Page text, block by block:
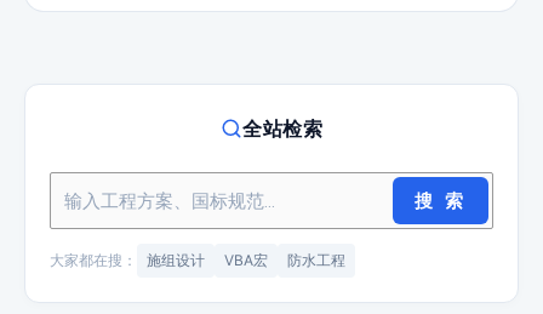
全站检索
搜 索
大家都在搜： 施组设计 VBA宏 防水工程